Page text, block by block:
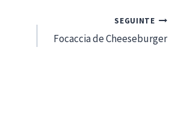
SEGUINTE
Focaccia de Cheeseburger